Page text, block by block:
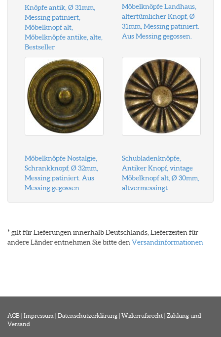
Knöpfe antik, Ø 31mm,
Messing patiniert,
Möbelknopf alt,
Möbelknöpfe antike, alte,
Bestseller
Möbelknöpfe Landhaus,
altertümlicher Knopf, Ø
31mm, Messing patiniert.
Aus Messing gegossen.
Möbelknöpfe Nostalgie,
Schrankknopf, Ø 32mm,
Messing patiniert. Aus
Messing gegossen
Schubladenknöpfe,
Antiker Knopf, vintage
Möbelknopf alt, Ø 30mm,
altvermessingt
* gilt für Lieferungen innerhalb Deutschlands, Lieferzeiten für
andere Länder entnehmen Sie bitte den Versandinformationen
AGB | Impressum | Datenschutzerklärung | Widerrufsrecht | Zahlung und
Versand